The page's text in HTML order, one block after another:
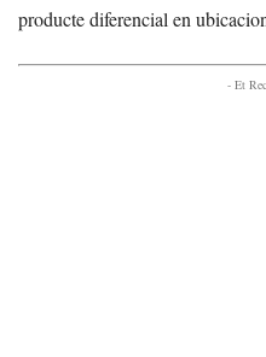
producte diferencial en
- Et